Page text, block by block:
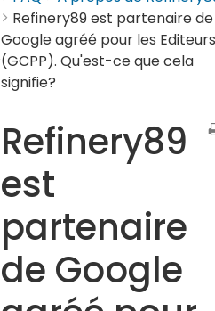
Refinery89 est partenaire de
Google agréé pour les Editeurs
(GCPP). Qu'est-ce que cela
signifie?
Refinery89
est
partenaire
de Google